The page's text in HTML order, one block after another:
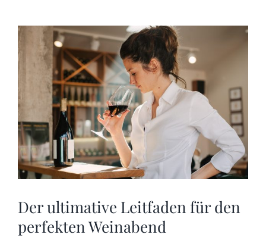
Der ultimative Leitfaden für den
perfekten Weinabend